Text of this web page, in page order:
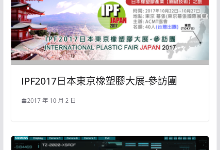
IPF2017日本東京橡塑膠大展-參訪團
2017 年 10 月 2 日